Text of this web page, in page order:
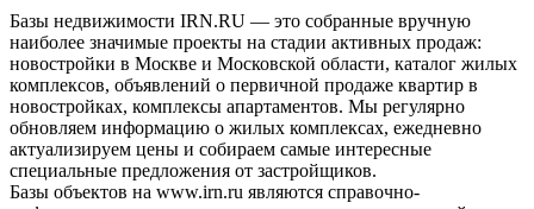
Базы недвижимости IRN.RU — это собранные вручную
наиболее значимые проекты на стадии активных продаж:
новостройки в Москве и Московской области, каталог жилых
комплексов, объявлений о первичной продаже квартир в
новостройках, комплексы апартаментов. Мы регулярно
обновляем информацию о жилых комплексах, ежедневно
актуализируем цены и собираем самые интересные
специальные предложения от застройщиков.
Базы объектов на www.irn.ru являются справочно-